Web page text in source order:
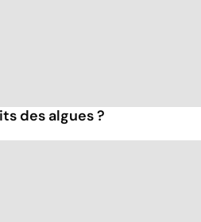
des algues ?